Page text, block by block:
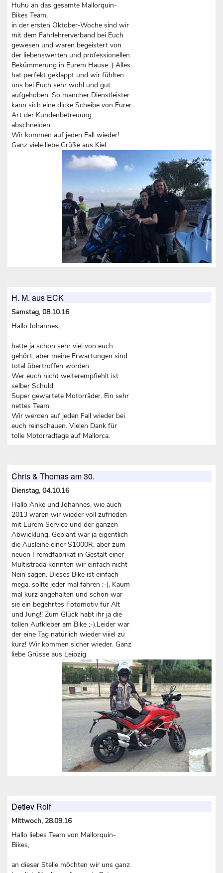
Huhu an das gesamte Mallorquin-
Bikes Team,
in der ersten Oktober-Woche sind wir
mit dem Fahrlehrerverband bei Euch
gewesen und waren begeistert von
der liebenswerten und professionellen
Bekümmerung in Eurem Hause :) Alles
hat perfekt geklappt und wir fühlten
uns bei Euch sehr wohl und gut
aufgehoben. So mancher Dienstleister
kann sich eine dicke Scheibe von Eurer
Art der Kundenbetreuung
abschneiden.
Wir kommen auf jeden Fall wieder!
Ganz viele liebe Grüße aus Kiel
H. M. aus ECK
Samstag, 08.10.16
Hallo Johannes,
hatte ja schon sehr viel von euch
gehört, aber meine Erwartungen sind
total übertroffen worden.
Wer euch nicht weiterempfiehlt ist
selber Schuld.
Super gewartete Motorräder. Ein sehr
nettes Team.
Wir werden auf jeden Fall wieder bei
euch reinschauen. Vielen Dank für
tolle Motorradtage auf Mallorca.
Chris & Thomas am 30.
Dienstag, 04.10.16
Hallo Anke und Johannes, wie auch
2013 waren wir wieder voll zufrieden
mit Eurem Service und der ganzen
Abwicklung. Geplant war ja eigentlich
die Ausleihe einer S1000R, aber zum
neuen Fremdfabrikat in Gestalt einer
Multistrada konnten wir einfach nicht
Nein sagen. Dieses Bike ist einfach
mega, sollte jeder mal fahren ;-). Kaum
mal kurz angehalten und schon war
sie ein begehrtes Fotomotiv für Alt
und Jung!! Zum Glück habt ihr ja die
tollen Aufkleber am Bike ;-).Leider war
der eine Tag natürlich wieder viiiel zu
kurz! Wir kommen sicher wieder. Ganz
liebe Grüsse aus Leipzig
Detlev Rolf
Mittwoch, 28.09.16
Hallo liebes Team von Mallorquin-
Bikes,
an dieser Stelle möchten wir uns ganz